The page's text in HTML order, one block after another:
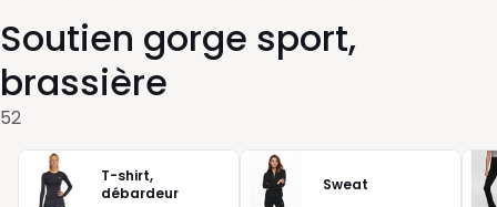
articles
consultés
Soutien gorge sport,
brassière
52
T-shirt,
débardeur
Sweat